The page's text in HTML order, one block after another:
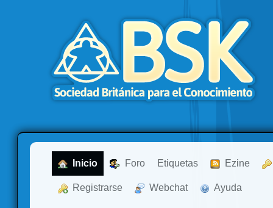
Inicio Foro Etiquetas Ezine
Registrarse Webchat Ayuda